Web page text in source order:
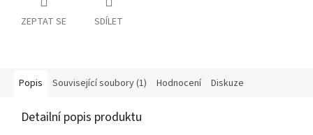
ZEPTAT SE SDÍLET
Popis Související soubory (1) Hodnocení Diskuze
Detailní popis produktu